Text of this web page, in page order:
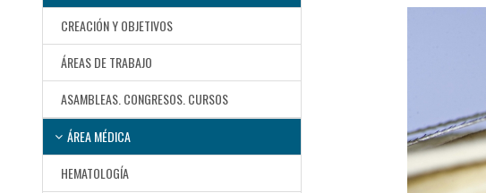
CREACIÓN Y OBJETIVOS
ÁREAS DE TRABAJO
ASAMBLEAS. CONGRESOS. CURSOS
ÁREA MÉDICA
HEMATOLOGÍA